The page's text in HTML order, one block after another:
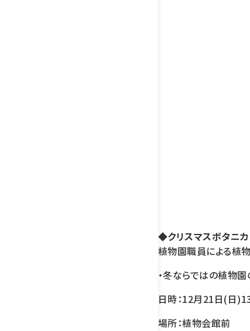
◆クリスマスボタニ
植物園職員による植物
・冬ならではの植物
日時：12月21日(日
場所：植物会館前